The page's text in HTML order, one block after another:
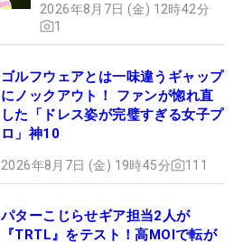
2026年8月7日 (金) 12時42分
1
ゴルフウェアとは一味違うギャップ
にノックアウト！ ファンが惚れ直
した「ドレス姿が完璧すぎる女子プ
ロ」神10
2026年8月7日 (金) 19時45分 111
パターこじらせギア担当2人が
『TRTL』をテスト！高MOIで転が